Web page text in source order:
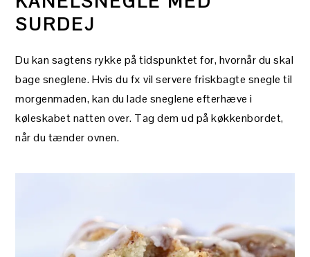
SURDEJ
Du kan sagtens rykke på tidspunktet for, hvornår du skal
bage sneglene. Hvis du fx vil servere friskbagte snegle til
morgenmaden, kan du lade sneglene efterhæve i
køleskabet natten over. Tag dem ud på køkkenbordet,
når du tænder ovnen.